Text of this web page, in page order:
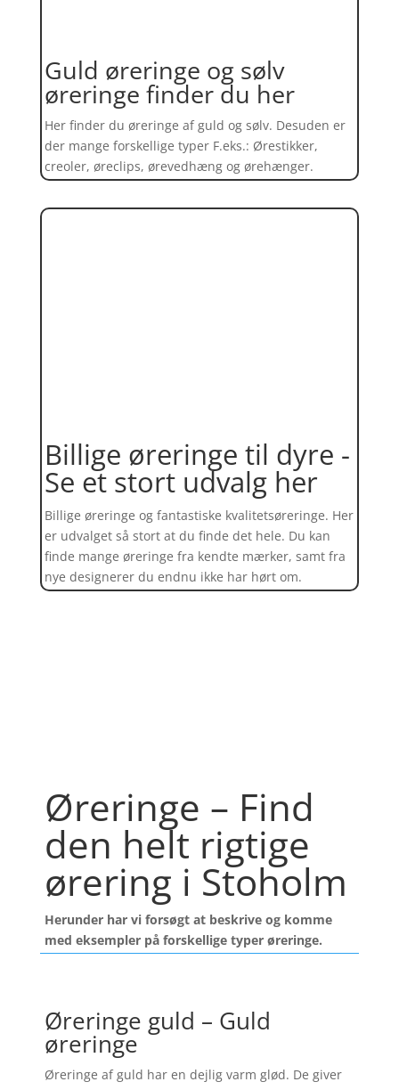
Guld øreringe og sølv
øreringe finder du her
Her finder du øreringe af guld og sølv. Desuden er
der mange forskellige typer F.eks.: Ørestikker,
creoler, øreclips, ørevedhæng og ørehænger.
Billige øreringe til dyre -
Se et stort udvalg her
Billige øreringe og fantastiske kvalitetsøreringe. Her
er udvalget så stort at du finde det hele. Du kan
finde mange øreringe fra kendte mærker, samt fra
nye designerer du endnu ikke har hørt om.
Øreringe – Find
den helt rigtige
ørering i Stoholm
Herunder har vi forsøgt at beskrive og komme
med eksempler på forskellige typer øreringe.
Øreringe guld – Guld
øreringe
Øreringe af guld har en dejlig varm glød. De giver